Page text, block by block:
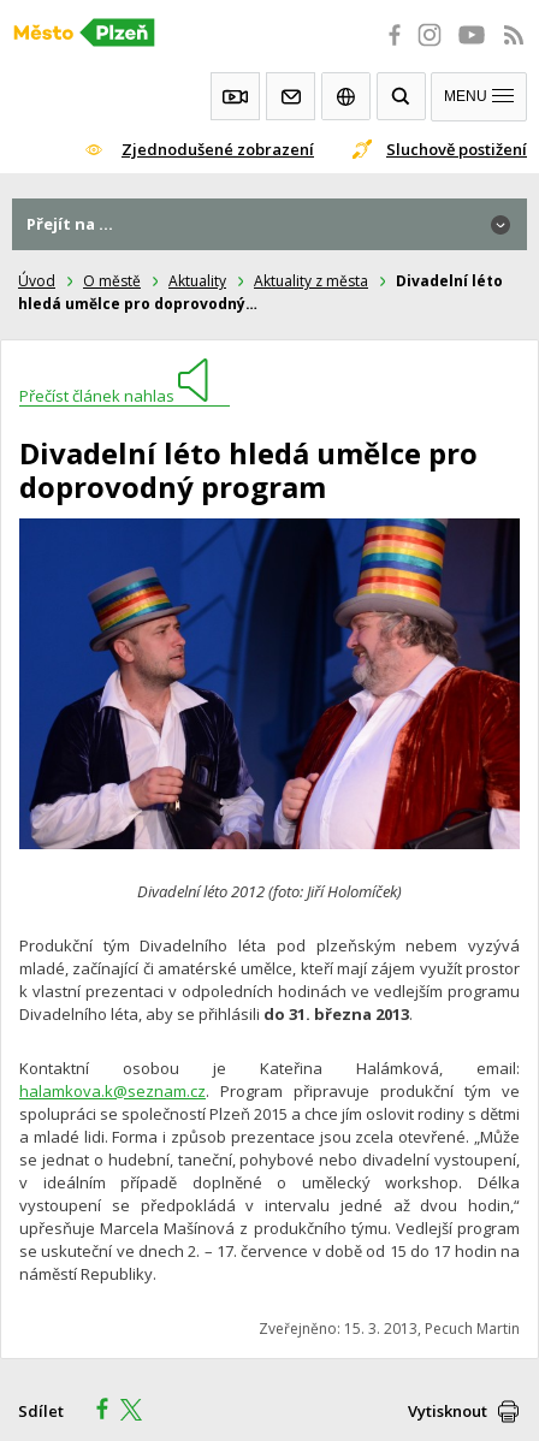
Přeskočit
Zjednodušené zobrazení Sluchově postižení
MENU
Úvod O městě Aktuality Aktuality z města
Divadelní léto
hledá umělce pro doprovodný…
Přečíst článek nahlas
Divadelní léto hledá umělce pro
doprovodný program
Divadelní léto 2012 (foto: Jiří Holomíček)
Produkční tým Divadelního léta pod plzeňským nebem vyzývá
mladé, začínající či amatérské umělce, kteří mají zájem využít prostor
k vlastní prezentaci v odpoledních hodinách ve vedlejším programu
Divadelního léta, aby se přihlásili do 31. března 2013.
Kontaktní osobou je Kateřina Halámková, email:
halamkova.k@seznam.cz. Program připravuje produkční tým ve
spolupráci se společností Plzeň 2015 a chce jím oslovit rodiny s dětmi
a mladé lidi. Forma i způsob prezentace jsou zcela otevřené. „Může
se jednat o hudební, taneční, pohybové nebo divadelní vystoupení,
v ideálním případě doplněné o umělecký workshop. Délka
vystoupení se předpokládá v intervalu jedné až dvou hodin,“
upřesňuje Marcela Mašínová z produkčního týmu. Vedlejší program
se uskuteční ve dnech 2. – 17. července v době od 15 do 17 hodin na
náměstí Republiky.
Zveřejněno: 15. 3. 2013, Pecuch Martin
Sdílet Vytisknout
Přejít na ...